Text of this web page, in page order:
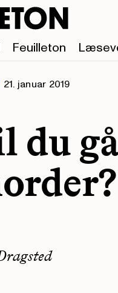
Feuilleton
21. januar 2019
du